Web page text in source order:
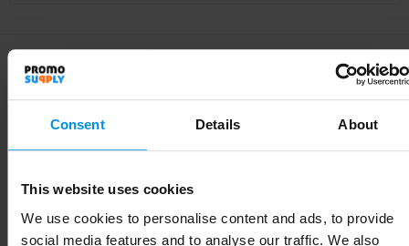
Consent Details About
This website uses cookies
We use cookies to personalise content and ads, to provide
social media features and to analyse our traffic. We also
Specificaties
Artikelnummer P436.055